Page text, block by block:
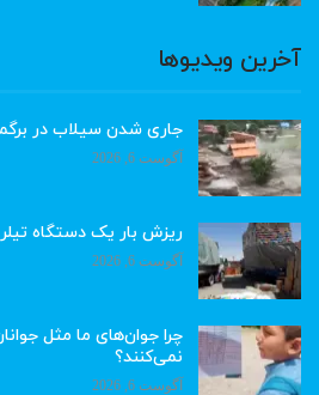
آخرین ویدیوها
جاری شدن سیلاب در
آگوست 6, 2026
ریزش بار یک دستگاه
آگوست 6, 2026
چرا جوان‌های ما مثل
نمی‌کنند؟
آگوست 6, 2026